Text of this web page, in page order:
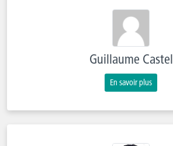
Guillaume Castel
En savoir plus